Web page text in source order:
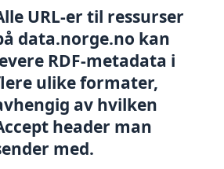
URL-er til ressurser
data.norge.no kan
RDF-metadata i
ulike formater,
av hvilken
header man
med.